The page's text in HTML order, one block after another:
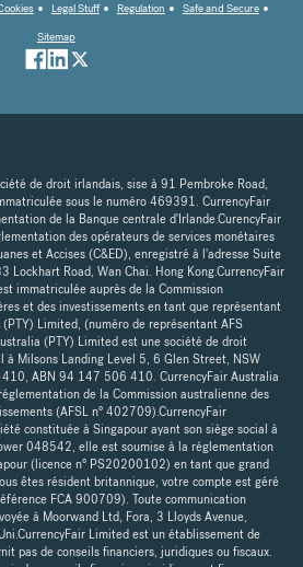
Legal Stuff Regulation
Safe and Secure
Sitemap
de droit irlandais, sise à 91 Pembroke Road,
sous le numéro 469391. CurrencyFair
de la Banque centrale d'Irlande.CurencyFair
des opérateurs de services monétaires
et Accises (C&ED), enregistré à l'adresse Suite
Lockhart Road, Wan Chai. Hong Kong.CurrencyFair
immatriculée auprès de la Commission
et des investissements en tant que représentant
Limited, (numéro de représentant AFS
(PTY) Limited est une société de droit
à Milsons Landing Level 5, 6 Glen Street, NSW
ABN 94 147 506 410. CurrencyFair Australia
de la Commission australienne des
(AFSL n° 402709).CurrencyFair
constituée à Singapour ayant son siège social à
048542, elle est soumise à la réglementation
(licence n° PS20200102) en tant que grand
êtes résident britannique, votre compte est géré
FCA 900709). Toute communication
à Moorwand Ltd, Fora, 3 Lloyds Avenue,
Limited est un établissement de
pas de conseils financiers, juridiques ou fiscaux.